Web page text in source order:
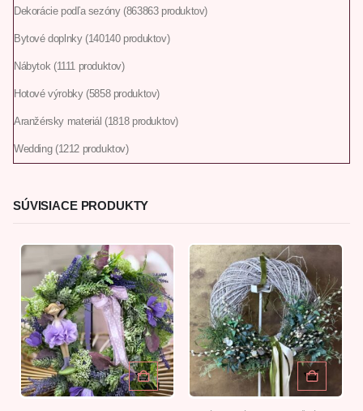
Dekorácie podľa sezóny 863863 produktov
Bytové doplnky 140140 produktov
Nábytok 1111 produktov
Hotové výrobky 5858 produktov
Aranžérsky materiál 1818 produktov
Wedding 1212 produktov
SÚVISIACE PRODUKTY